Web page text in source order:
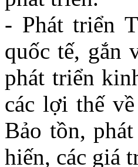
- Phát triển
quốc tế, gắn
phát triển
các lợi thế
Bảo tồn,
hiến, các giá